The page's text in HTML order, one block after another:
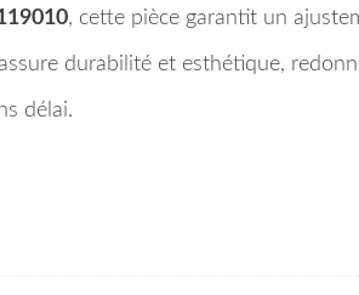
, cette pièce garantit un
durabilité et esthétique,
délai.